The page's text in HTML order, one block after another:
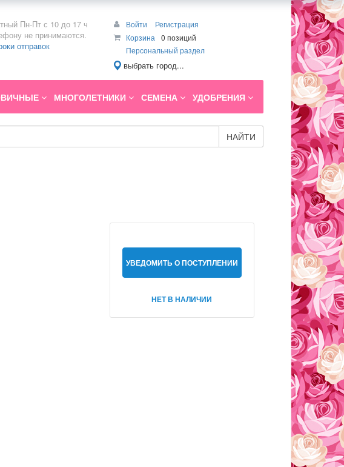
Пн-Пт с 10 до 17 ч
не принимаются.
отправок
Войти
Регистрация
Корзина
0 позиций
Персональный раздел
выбрать город...
МНОГОЛЕТНИКИ СЕМЕНА УДОБРЕНИЯ
НАЙТИ
УВЕДОМИТЬ О ПОСТУПЛЕНИИ
НЕТ В НАЛИЧИИ